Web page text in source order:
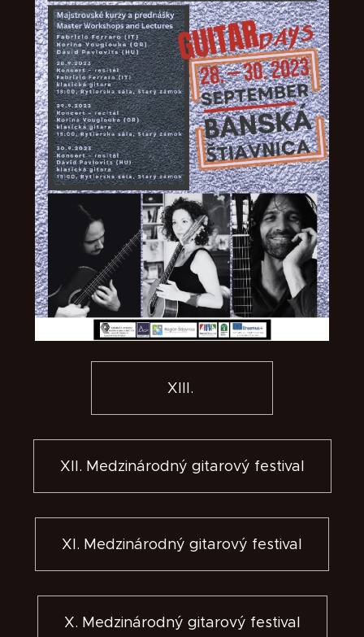
XIII.
XII. Medzinárodný gitarový festival
XI. Medzinárodný gitarový festival
X. Medzinárodný gitarový festival